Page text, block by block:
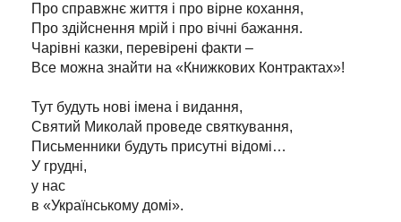
Про справжнє життя і про вірне кохання,
Про здійснення мрій і про вічні бажання.
Чарівні казки, перевірені факти –
Все можна знайти на «Книжкових Контрактах»!
Тут будуть нові імена і видання,
Святий Миколай проведе святкування,
Письменники будуть присутні відомі…
У грудні,
у нас
в «Українському домі».